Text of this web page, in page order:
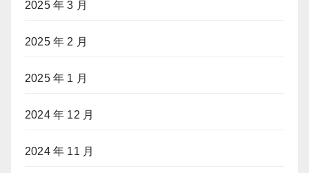
2025 年 3 月
2025 年 2 月
2025 年 1 月
2024 年 12 月
2024 年 11 月